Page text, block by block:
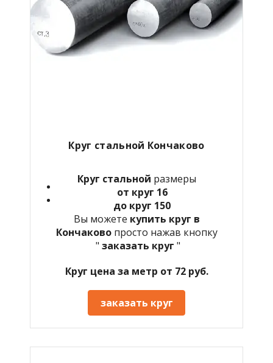
Круг стальной Кончаково
Круг стальной размеры
от круг 16
до круг 150
Вы можете купить круг в
Кончаково просто нажав кнопку
" заказать круг "
Круг цена за метр от 72 руб.
заказать круг